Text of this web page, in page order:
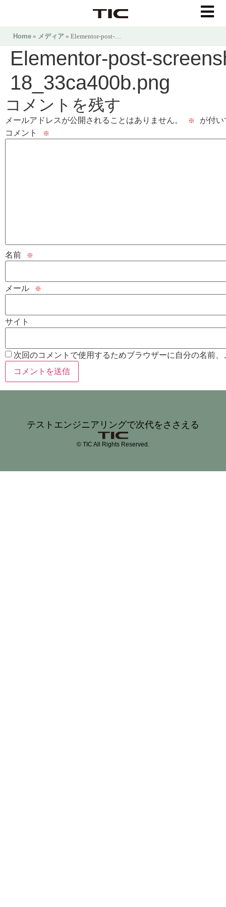
Home » メディア » Elementor-post-…
Elementor-post-
18_33ca400b.png
コメントを残す
メールアドレスが公開されることはありません。 ※
が付
コメント
※
名前 ※
メール ※
サイト
次回のコメントで使用するためブラウザーに自分の名前
テストエンジニアリングで次代をささえる
© TIC All Rights Reserved.